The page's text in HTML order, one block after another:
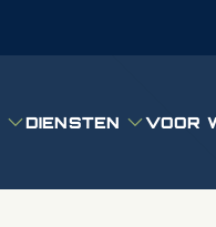
Submenu: Producten
DIENSTEN
Submenu:
VOOR